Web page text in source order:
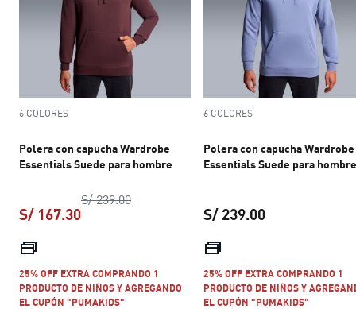
6 COLORES
Polera con capucha Wardrobe
Essentials Suede para hombre
S/ 239.00precio original S/ 239.00
S/ 167.30
precio actual S/ 167.30
25% OFF EXTRA COMPRANDO 1
PRODUCTO DE NIÑOS Y AGREGANDO
EL CUPÓN "PUMAKIDS"
6 COLORES
Polera con capucha Wardrobe
Essentials Suede para hombre
S/ 239.00
25% OFF EXTRA COMPRANDO 1
PRODUCTO DE NIÑOS Y
EL CUPÓN "PUMAKIDS"